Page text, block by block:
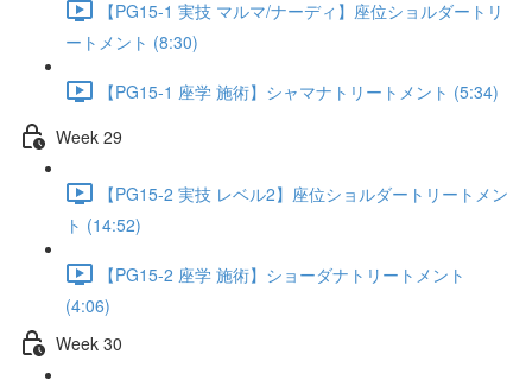
【PG15-1 実技 マルマ/ナーディ】座位ショルダートリ
ートメント (8:30)
【PG15-1 座学 施術】シャマナトリートメント (5:34)
Week 29
【PG15-2 実技 レベル2】座位ショルダートリートメン
ト (14:52)
【PG15-2 座学 施術】ショーダナトリートメント
(4:06)
Week 30